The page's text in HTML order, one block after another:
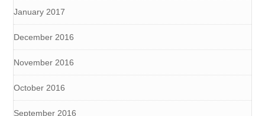
January 2017
December 2016
November 2016
October 2016
September 2016